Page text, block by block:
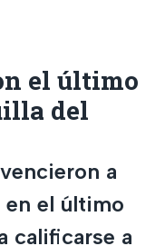
el último
del
a
en el último
calificarse a